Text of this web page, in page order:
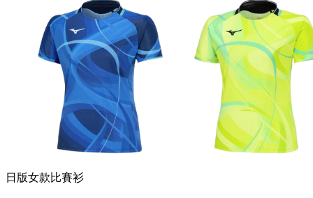
日版女款比賽衫